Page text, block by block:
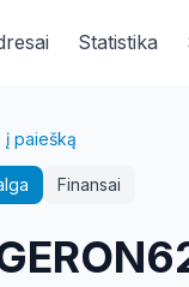
Statistika
į paiešką
Finansai